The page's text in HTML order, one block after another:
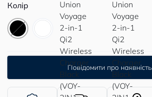
Колір
Повідомити про наявність